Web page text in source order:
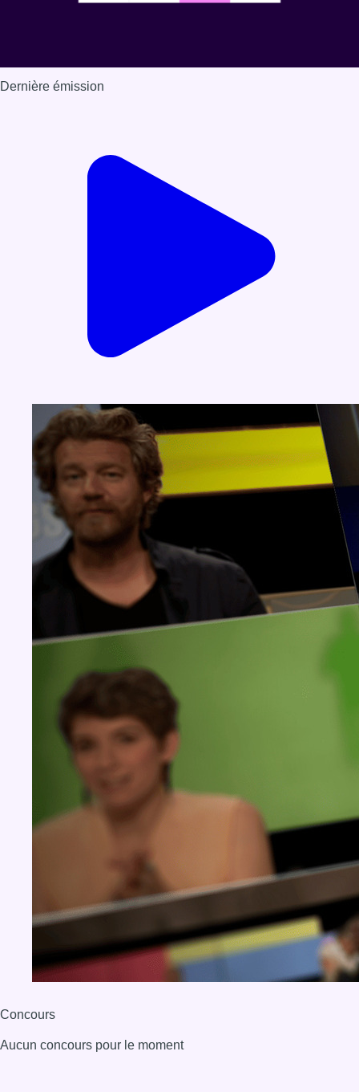
Dernière émission
Concours
Aucun concours pour le moment